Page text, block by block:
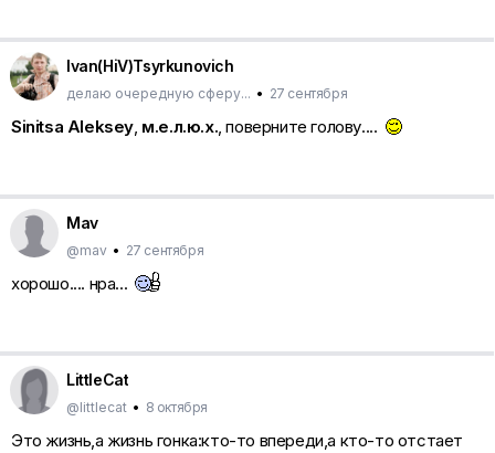
Ivan(HiV)Tsyrkunovich
делаю очередную сферу... • 27 сентября
Sinitsa Aleksey, м.е.л.ю.х., поверните голову....
Mav
@mav • 27 сентября
хорошо.... нра...
LittleCat
@littlecat • 8 октября
Это жизнь,а жизнь гонка:кто-то впереди,а кто-то отстает